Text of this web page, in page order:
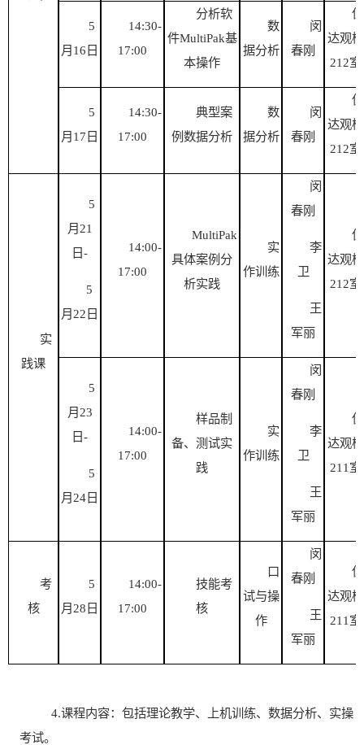
5
月 16 日
14:30-
17:00
分析软
件MultiPak基
本操作
数
据分析
闵
春刚
伍
达观楼
212室
5
月 17 日
14:30-
17:00
典型案
例数据分析
数
据分析
闵
春刚
伍
达观楼
212室
实
践课
5
月 21
日-
5
月 22日
14:00-
17:00
MultiPak
具体案例分
析实践
实
作训练
闵
春刚
李
卫
王
军丽
伍
达观楼
212室
5
月 23
日-
5
月 24日
14:00-
17:00
样品制
备、测试实
践
实
作训练
闵
春刚
李
卫
王
军丽
伍
达观楼
211室
考
核
5
月 28 日
14:00-
17:00
技能考
核
口
试与操
作
闵
春刚
王
军丽
伍
达观楼
211室
4.课程内容：包括理论教学、上机训练、数据分析、实操
考试。